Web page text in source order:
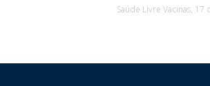
Saúde Livre Vacinas, 17